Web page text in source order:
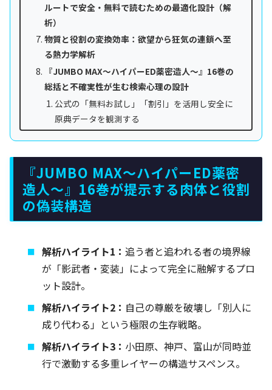
ルートで安全・無料で読むための最適化設計（解
析）
物質と役割の変換効率：欲望から狂気の連鎖へ至
る熱力学解析
『JUMBO MAX～ハイパーED薬密造人～』16巻の
総括と不確実性が生む検索心理の設計
公式の「無料お試し」「割引」を活用し安全に
原典データを観測する
『JUMBO MAX～ハイパーED薬密
造人～』16巻が提示する肉体と役割
の偽装構造
解析ハイライト1：追う者と追われる者の境界線
が「影武者・変装」によって完全に融解するプロ
ット設計。
解析ハイライト2： 自己の尊厳を破壊し「別人に
成り代わる」という極限の生存戦略。
解析ハイライト3： 小田原、神戸、富山が同時並
行で激動する多重レイヤーの構造サスペンス。